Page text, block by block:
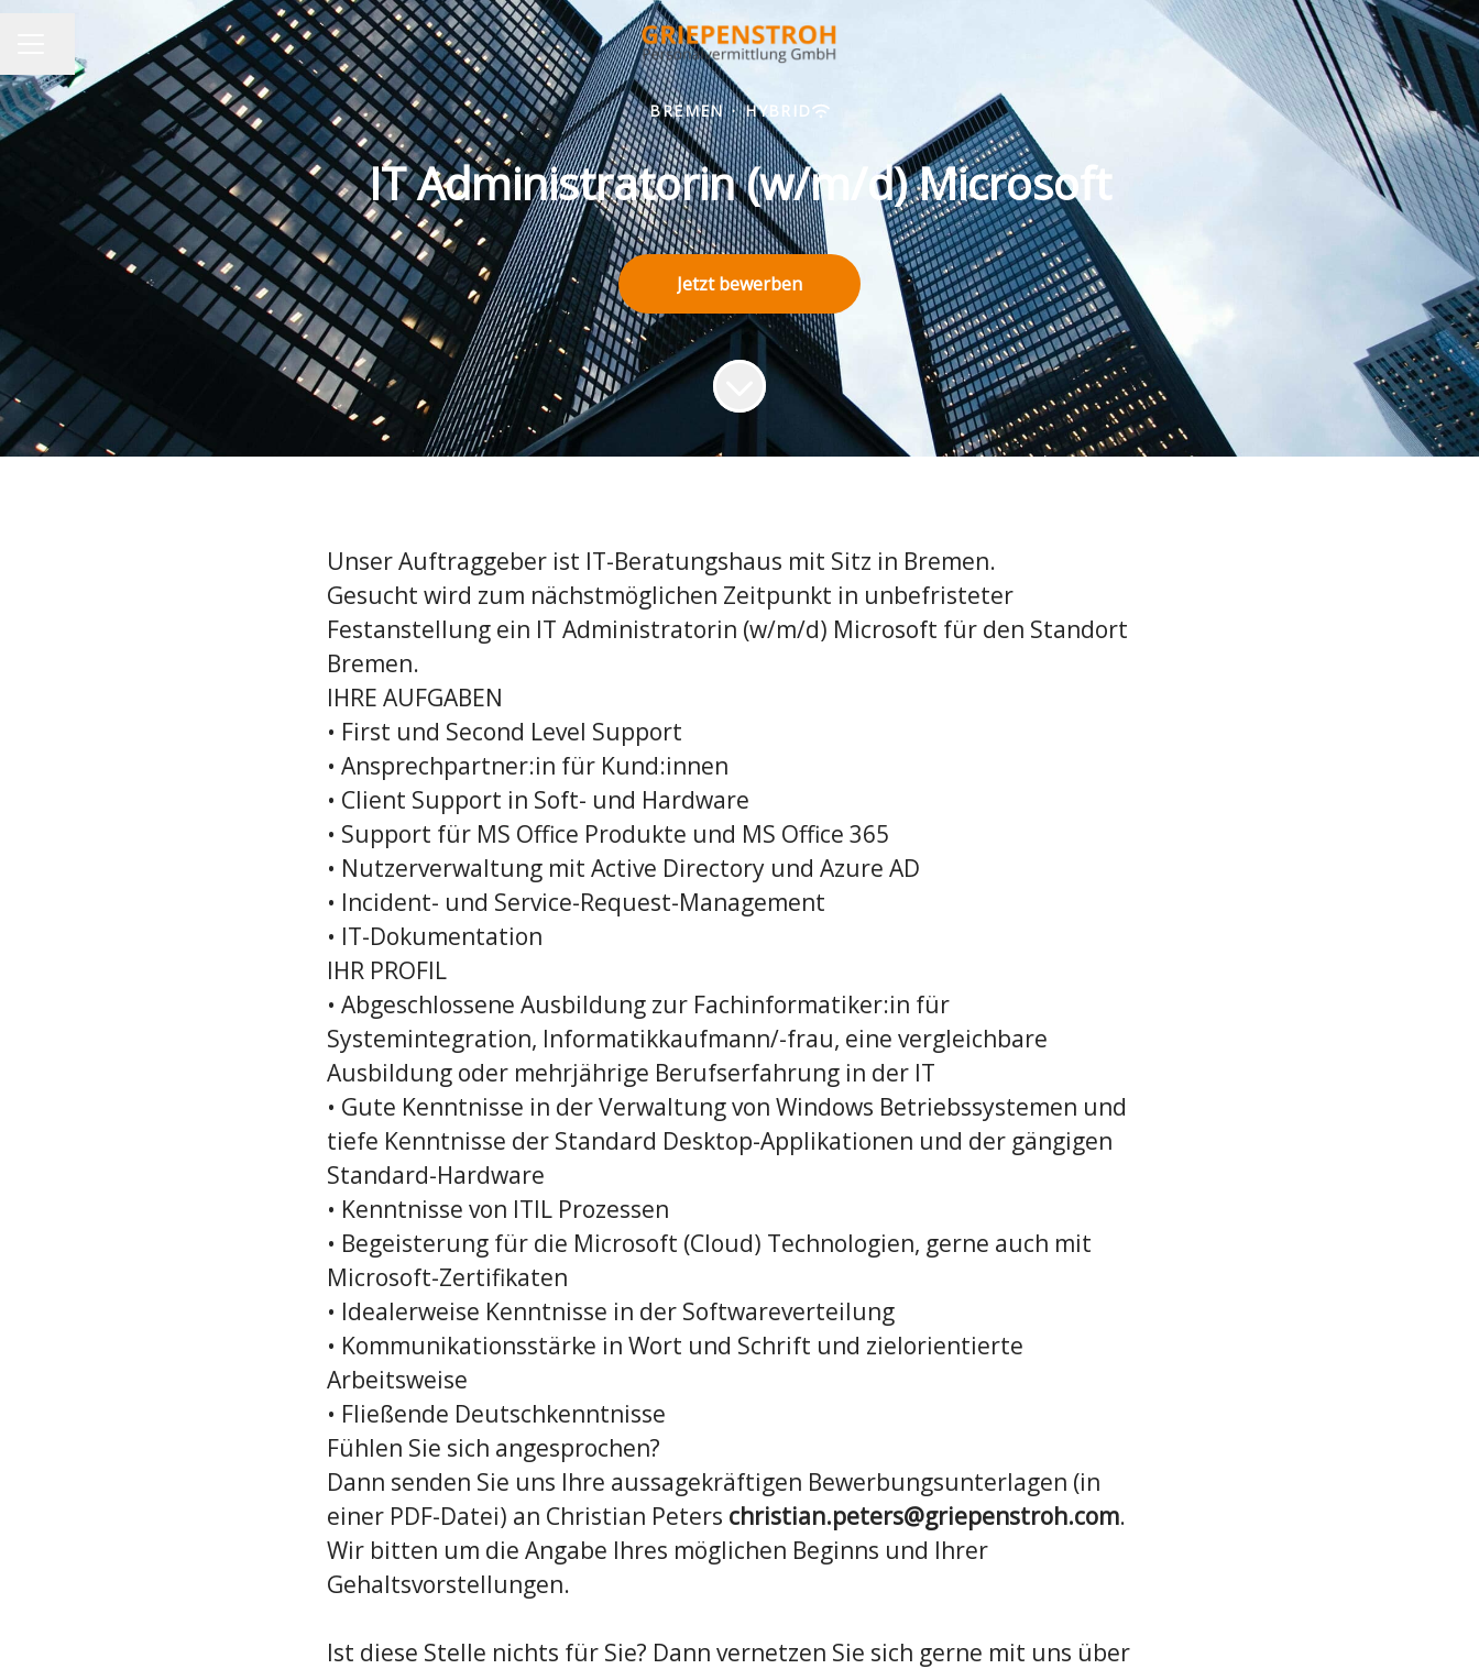
KARRIEREMENÜ
Seite teilen
BREMEN · HYBRID
IT Administratorin (w/m/d) Microsoft
Jetzt bewerben
Unser Auftraggeber ist IT-Beratungshaus mit Sitz in Bremen.
Gesucht wird zum nächstmöglichen Zeitpunkt in unbefristeter
Festanstellung ein IT Administratorin (w/m/d) Microsoft für den Standort
Bremen.
IHRE AUFGABEN
• First und Second Level Support
• Ansprechpartner:in für Kund:innen
• Client Support in Soft- und Hardware
• Support für MS Office Produkte und MS Office 365
• Nutzerverwaltung mit Active Directory und Azure AD
• Incident- und Service-Request-Management
• IT-Dokumentation
IHR PROFIL
• Abgeschlossene Ausbildung zur Fachinformatiker:in für
Systemintegration, Informatikkaufmann/-frau, eine vergleichbare
Ausbildung oder mehrjährige Berufserfahrung in der IT
• Gute Kenntnisse in der Verwaltung von Windows Betriebssystemen und
tiefe Kenntnisse der Standard Desktop-Applikationen und der gängigen
Standard-Hardware
• Kenntnisse von ITIL Prozessen
• Begeisterung für die Microsoft (Cloud) Technologien, gerne auch mit
Microsoft-Zertifikaten
• Idealerweise Kenntnisse in der Softwareverteilung
• Kommunikationsstärke in Wort und Schrift und zielorientierte
Arbeitsweise
• Fließende Deutschkenntnisse
Fühlen Sie sich angesprochen?
Dann senden Sie uns Ihre aussagekräftigen Bewerbungsunterlagen (in
einer PDF-Datei) an Christian Peters christian.peters@griepenstroh.com.
Wir bitten um die Angabe Ihres möglichen Beginns und Ihrer
Gehaltsvorstellungen.
Ist diese Stelle nichts für Sie? Dann vernetzen Sie sich gerne mit uns über